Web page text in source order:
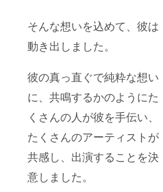
そんな想いを込めて、彼は
動き出しました。
彼の真っ直ぐで純粋な想い
に、共鳴するかのようにた
くさんの人が彼を手伝い、
たくさんのアーティストが
共感し、出演することを決
意しました。